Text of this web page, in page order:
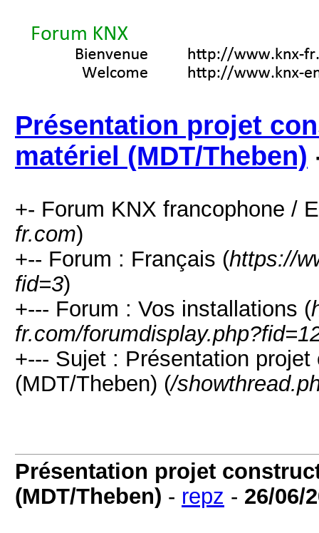
Présentation projet
matériel (MDT/Theben)
+- Forum KNX francophone /
fr.com)
+-- Forum : Français (https://
fid=3)
+--- Forum : Vos installations (
fr.com/
+--- Sujet : Présentation
(MDT/Theben) (/
Présentation projet
(MDT/Theben) - repz - 26/06/